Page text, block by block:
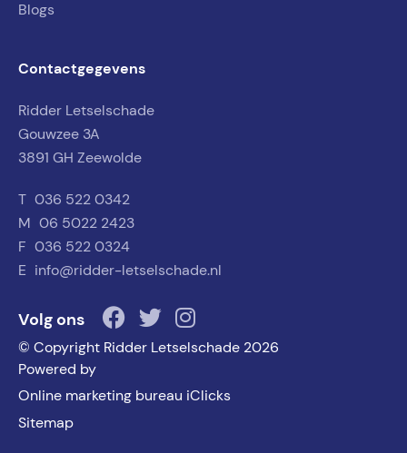
Blogs
Contactgegevens
Ridder Letselschade
Gouwzee 3A
3891 GH Zeewolde
T 036 522 0342
M 06 5022 2423
F 036 522 0324
E info@ridder-letselschade.nl
Volg ons
© Copyright Ridder Letselschade 2026
Powered by
Online marketing bureau iClicks
Sitemap